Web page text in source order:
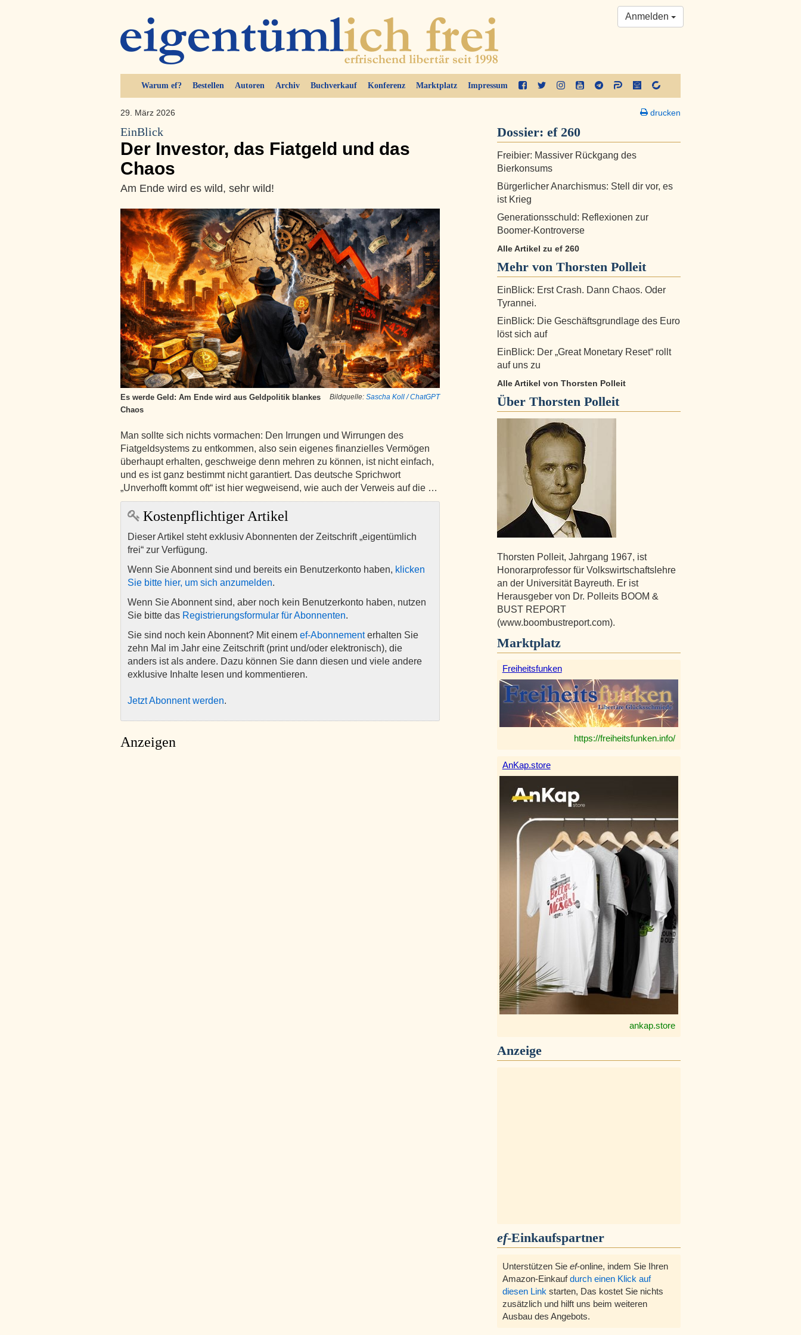
Warum ef? Bestellen Autoren Archiv Buchverkauf Konferenz Marktplatz Impressum
Anmelden
29. März 2026
EinBlick
Der Investor, das Fiatgeld und das
Chaos
Am Ende wird es wild, sehr wild!
Bildquelle: Sascha Koll / ChatGPT
Es werde Geld: Am Ende wird aus Geldpolitik blankes
Chaos
Man sollte sich nichts vormachen: Den Irrungen und Wirrungen des
Fiatgeldsystems zu entkommen, also sein eigenes finanzielles Vermögen
überhaupt erhalten, geschweige denn mehren zu können, ist nicht einfach,
und es ist ganz bestimmt nicht garantiert. Das deutsche Sprichwort
„Unverhofft kommt oft“ ist hier wegweisend, wie auch der Verweis auf die …
Kostenpflichtiger Artikel
Dieser Artikel steht exklusiv Abonnenten der Zeitschrift „eigentümlich
frei“ zur Verfügung.
Wenn Sie Abonnent sind und bereits ein Benutzerkonto haben, klicken
Sie bitte hier, um sich anzumelden.
Wenn Sie Abonnent sind, aber noch kein Benutzerkonto haben, nutzen
Sie bitte das Registrierungsformular für Abonnenten.
Sie sind noch kein Abonnent? Mit einem ef-Abonnementerhalten Sie
zehn Mal im Jahr eine Zeitschrift (print und/oder elektronisch), die
anders ist als andere. Dazu können Sie dann diesen und viele andere
exklusive Inhalte lesen und kommentieren.
Jetzt Abonnent werden.
Anzeigen
drucken
Dossier: ef 260
Freibier: Massiver Rückgang des
Bierkonsums
Bürgerlicher Anarchismus: Stell dir vor, es
ist Krieg
Generationsschuld: Reflexionen zur
Boomer-Kontroverse
Alle Artikel zu ef 260
Mehr von Thorsten Polleit
EinBlick: Erst Crash. Dann Chaos. Oder
Tyrannei.
EinBlick: Die Geschäftsgrundlage des Euro
löst sich auf
EinBlick: Der „Great Monetary Reset“ rollt
auf uns zu
Alle Artikel von Thorsten Polleit
Über Thorsten Polleit
Thorsten Polleit, Jahrgang 1967, ist
Honorarprofessor für Volkswirtschaftslehre
an der Universität Bayreuth. Er ist
Herausgeber von Dr. Polleits BOOM &
BUST REPORT
(www.boombustreport.com).
Marktplatz
Freiheitsfunken
https://freiheitsfunken.info/
AnKap.store
ankap.store
Anzeige
ef-Einkaufspartner
Unterstützen Sie ef-online, indem Sie Ihren
Amazon-Einkaufdurch einen Klick auf
diesen Link starten, Das kostet Sie nichts
zusätzlich und hilft uns beim weiteren
Ausbau des Angebots.